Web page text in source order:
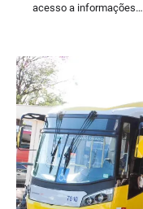
acesso a informações…